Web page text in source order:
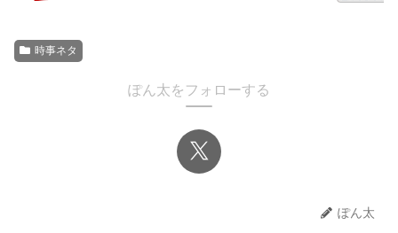
時事ネタ
ぽん太をフォローする
ぽん太